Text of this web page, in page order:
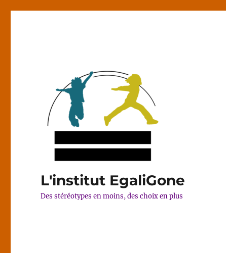
L'institut EgaliGone
Des stéréotypes en moins, des choix en plus